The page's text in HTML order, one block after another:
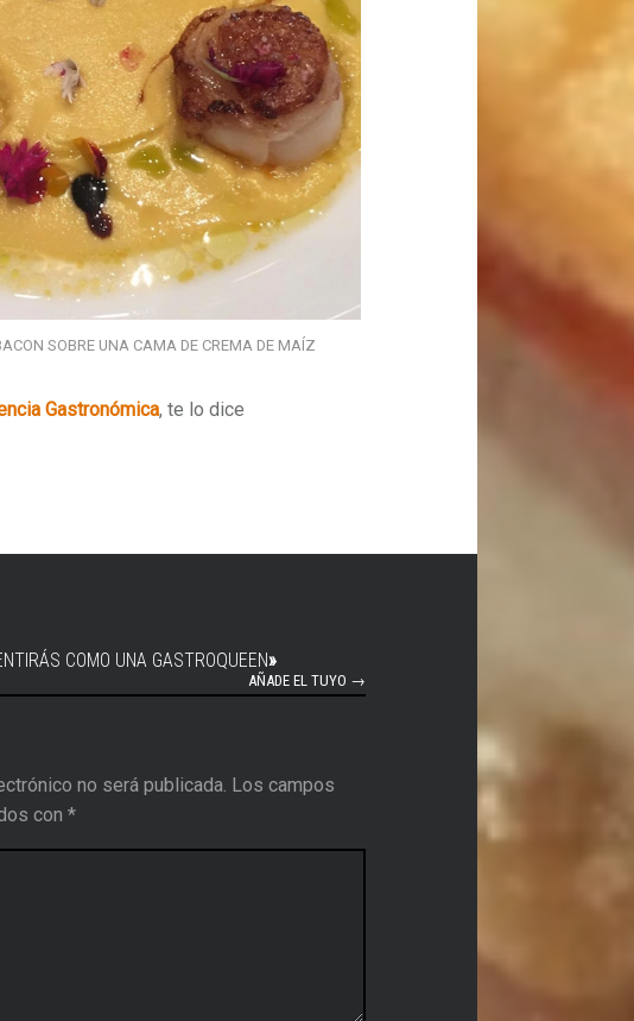
SOBRE UNA CAMA DE CREMA DE MAÍZ
Gastronómica, te lo dice
COMO UNA GASTROQUEEN»
AÑADE EL TUYO →
no será publicada. Los campos
con*